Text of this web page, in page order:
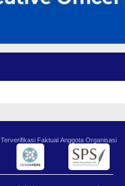
Terverifikasi Faktual Anggota Organisasi